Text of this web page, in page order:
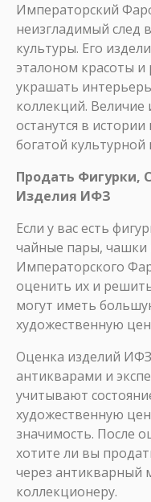
Императорский
неизгладимый след
культуры. Его
эталоном красоты
украшать
коллекций. Величие
останутся в
богатой культурной
Продать Фигурки,
Изделия ИФЗ
Если у вас есть
чайные пары, чашки
Императорского
оценить их и
могут иметь
художественную
Оценка изделий
антикварами и
учитывают
художественную
значимость. После
хотите ли вы
через антикварный
коллекционеру.